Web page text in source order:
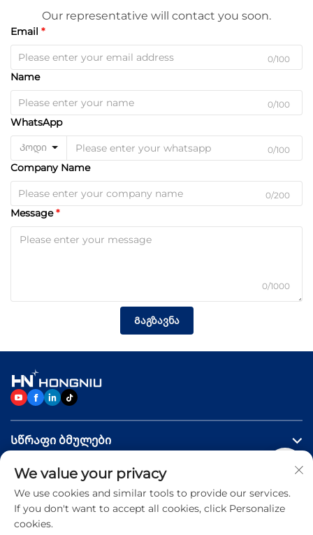
Our representative will contact you soon.
Email
0/100
Name
0/100
WhatsApp
Კოდი 0/100
Company Name
0/200
Message
0/1000
Გაგზავნა
Სწრაფი ბმულები
Პროდუქტები
Დაგვიკავშირდით
We value your privacy
We use cookies and similar tools to provide our services.
If you don't want to accept all cookies, click Personalize
cookies.